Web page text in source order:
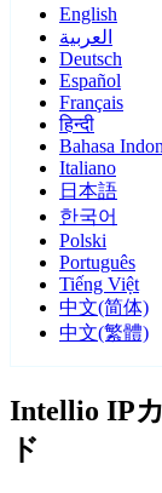
English
العربية
Deutsch
Español
Français
हिन्दी
Bahasa
Italiano
日本語
한국어
Polski
Português
Tiếng Việt
中文(简体)
中文(繁體)
Intellio IP
ド